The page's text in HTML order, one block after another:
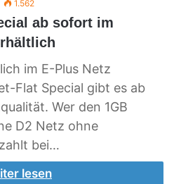
1.562
ab sofort im
im E-Plus Netz
Flat Special gibt es ab
Wer den 1GB
D2 Netz ohne
bei…
lesen